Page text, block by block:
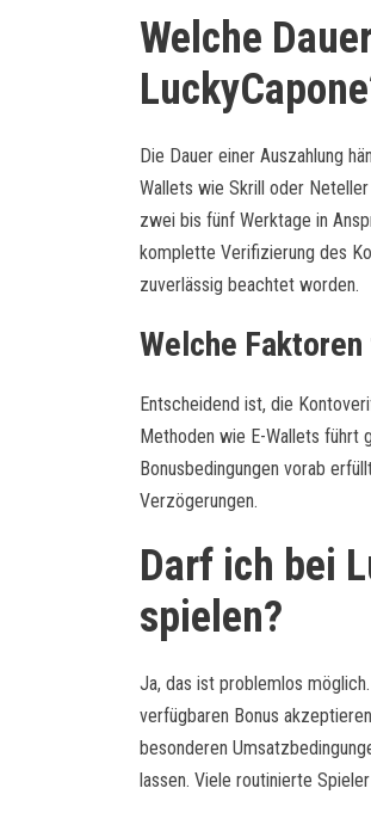
Welche
Die Dauer einer Auszahlung
Wallets wie Skrill oder
zwei bis fünf Werktage in
komplette Verifizierung des
zuverlässig beachtet worden.
Welche
Entscheidend ist, die
Methoden wie E-Wallets führt
Bonusbedingungen vorab
Verzögerungen.
Darf ich bei
spielen?
Ja, das ist problemlos
verfügbaren Bonus
besonderen
lassen. Viele routinierte